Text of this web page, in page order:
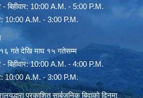
- बिहीवार: 10:00 A.M. - 5:00 P.M.
10:00 A.M. - 3:00 P.M.
१६ गते देखि माघ १५ गतेसम्म
- बिहीवार: 10:00 A.M. - 4:00 P.M.
10:00 A.M. - 3:00 P.M.
प्रकाशित सार्बजनिक बिदाको दिनमा